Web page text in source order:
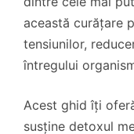
această curățare
tensiunilor,
întregului
Acest ghid îți
susține detoxul